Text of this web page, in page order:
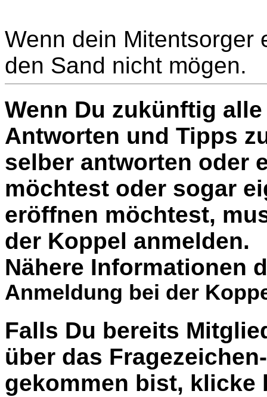
Wenn dein Mitentsorger
den Sand nicht mögen.
Wenn Du zukünftig
Antworten und Tipps
selber antworten oder
möchtest oder sogar
eröffnen möchtest,
der Koppel anmelden.
Nähere Informationen
Anmeldung bei der
Falls Du bereits
über das
gekommen bist, klicke